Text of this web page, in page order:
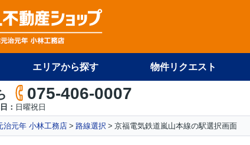
エリアから探す 物件リクエスト
075-406-0007
： 日曜祝日
治元年 小林工務店 路線選択 京福電気鉄道嵐山本線の駅選択画面